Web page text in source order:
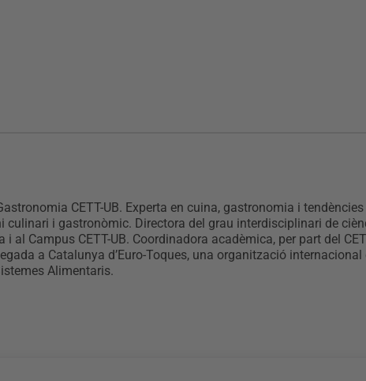
CETT-UB. Experta en cuina, gastronomia i
i gastronòmic. Directora del grau interdisciplinari de
al Campus CETT-UB. Coordinadora acadèmica, per part del
a Catalunya d’Euro-Toques, una organització
Alimentaris.